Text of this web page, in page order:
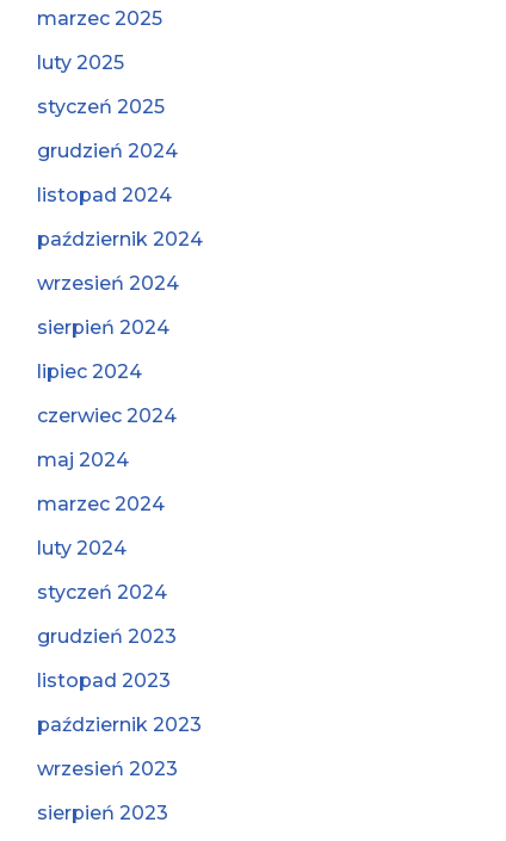
marzec 2025
luty 2025
styczeń 2025
grudzień 2024
listopad 2024
październik 2024
wrzesień 2024
sierpień 2024
lipiec 2024
czerwiec 2024
maj 2024
marzec 2024
luty 2024
styczeń 2024
grudzień 2023
listopad 2023
październik 2023
wrzesień 2023
sierpień 2023